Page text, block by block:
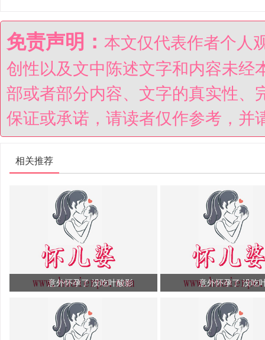
免责声明： 本文仅代表作者个人
创性以及文中陈述文字和内容未经
部或者部分内容、文字的真实性、
保证或承诺，请读者仅作参考，并
相关推荐
意外怀孕了 没吃叶酸影 意外怀孕了 没吃